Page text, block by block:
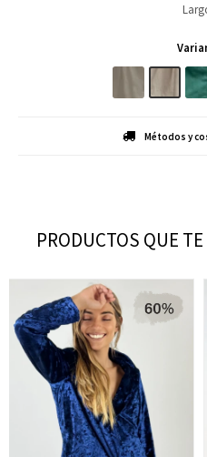
Métodos y
PRODUCTOS QUE